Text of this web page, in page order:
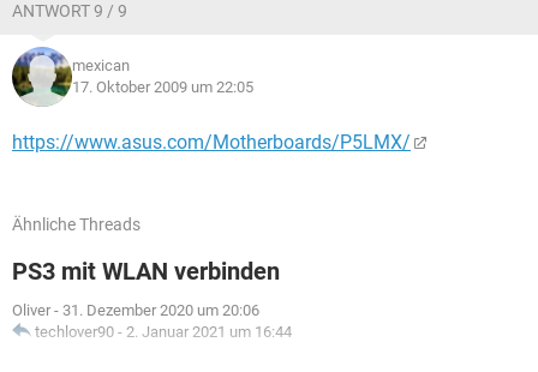
ANTWORT 9 / 9
mexican
17. Oktober 2009 um 22:05
https://www.asus.com/Motherboards/P5LMX/
Ähnliche Threads
PS3 mit WLAN verbinden
Oliver - 31. Dezember 2020 um 20:06
techlover90 - 2. Januar 2021 um 16:44